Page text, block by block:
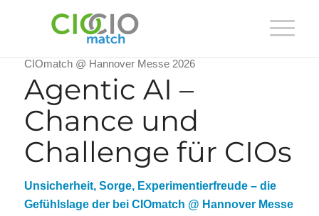
CIOmatch @ Hannover Messe 2026
Agentic AI –
Chance und
Challenge für CIOs
Unsicherheit, Sorge, Experimentierfreude – die
Gefühlslage der bei CIOmatch @ Hannover Messe